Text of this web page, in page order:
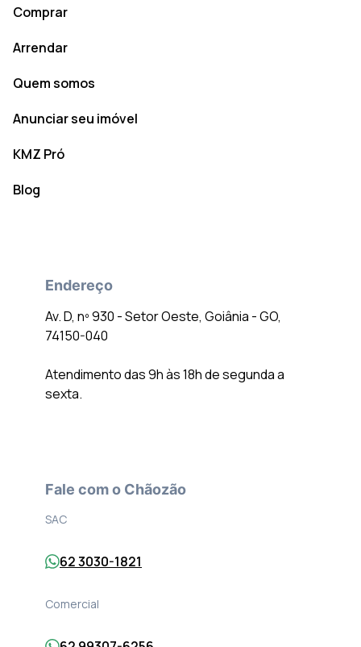
Comprar
Arrendar
Quem somos
Anunciar seu imóvel
KMZ Pró
Blog
Endereço
Av. D, nº 930 - Setor Oeste, Goiânia - GO,
74150-040
Atendimento das 9h às 18h de segunda a
sexta.
Fale com o Chãozão
SAC
62 3030-1821
Comercial